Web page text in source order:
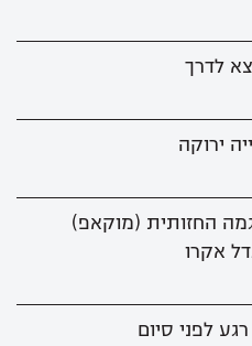
לדרך
ירוקה
החזותית (מוקאפ)
אקרו
לפני סיום